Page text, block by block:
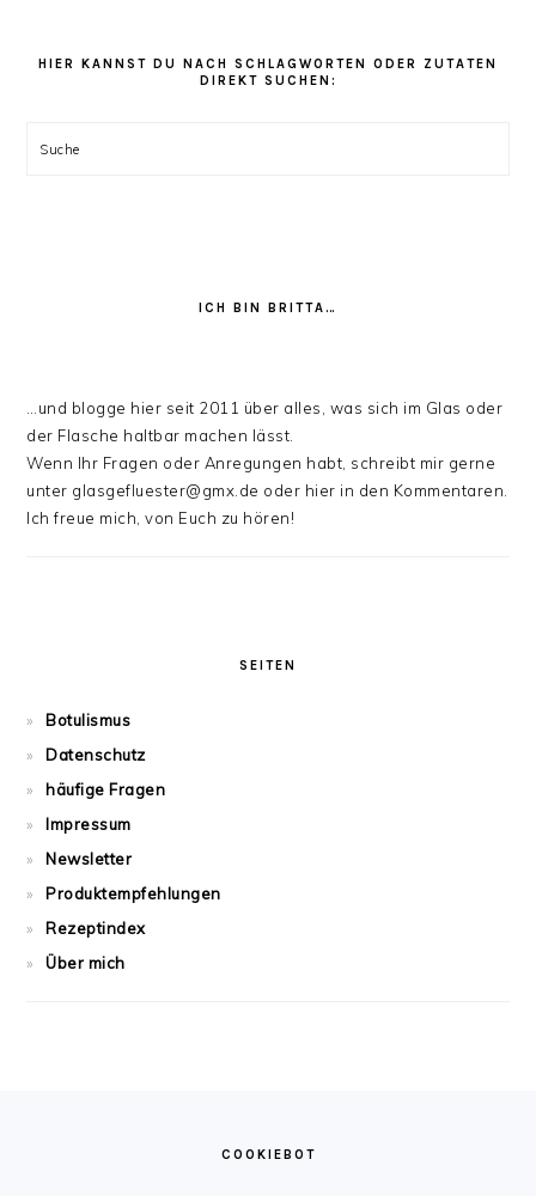
Kategorien
HIER KANNST DU NACH SCHLAGWORTEN ODER ZUTATEN
DIREKT SUCHEN:
Suche
ICH BIN BRITTA…
…und blogge hier seit 2011 über alles, was sich im Glas oder
der Flasche haltbar machen lässt.
Wenn Ihr Fragen oder Anregungen habt, schreibt mir gerne
unter glasgefluester@gmx.de oder hier in den Kommentaren.
Ich freue mich, von Euch zu hören!
SEITEN
Botulismus
Datenschutz
häufige Fragen
Impressum
Newsletter
Produktempfehlungen
Rezeptindex
Über mich
COOKIEBOT